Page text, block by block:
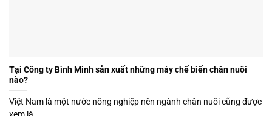
Tại Công ty Bình Minh sản xuất những máy chế biến chăn nuôi
nào?
Việt Nam là một nước nông nghiệp nên ngành chăn nuôi cũng được